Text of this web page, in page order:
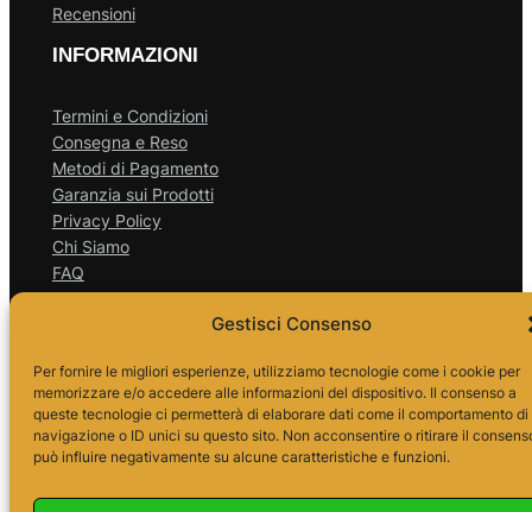
Gestisci Consenso
Per fornire le migliori esperienze, utilizziamo tecnologie come i cookie per
memorizzare e/o accedere alle informazioni del dispositivo. Il consenso a
queste tecnologie ci permetterà di elaborare dati come il comportamento di
navigazione o ID unici su questo sito. Non acconsentire o ritirare il
può influire negativamente su alcune caratteristiche e funzioni.
Recensioni
INFORMAZIONI
Termini e Condizioni
Consegna e Reso
Metodi di Pagamento
Garanzia sui Prodotti
Privacy Policy
Chi Siamo
FAQ
Contattaci
ORARI
Lun – Ven